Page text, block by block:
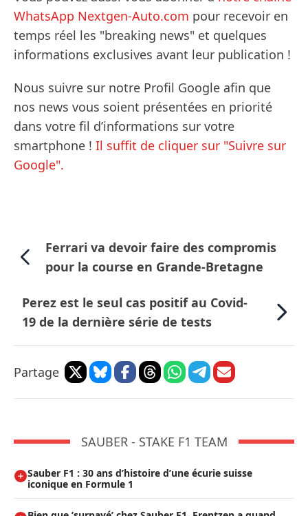
WhatsApp Nextgen-Auto.com pour recevoir en
temps réel les "breaking news" et quelques
informations exclusives avant leur publication !
Nous suivre sur notre Profil Google afin que
nos news vous soient présentées en priorité
dans votre fil d’informations sur votre
smartphone ! Il suffit de cliquer sur "Suivre sur
Google".
Ferrari va devoir faire des compromis
pour la course en Grande-Bretagne
Perez est le seul cas positif au Covid-
19 de la dernière série de tests
Partage
SAUBER - STAKE F1 TEAM
Sauber F1 : 30 ans d’histoire d’une écurie suisse
iconique en Formule 1